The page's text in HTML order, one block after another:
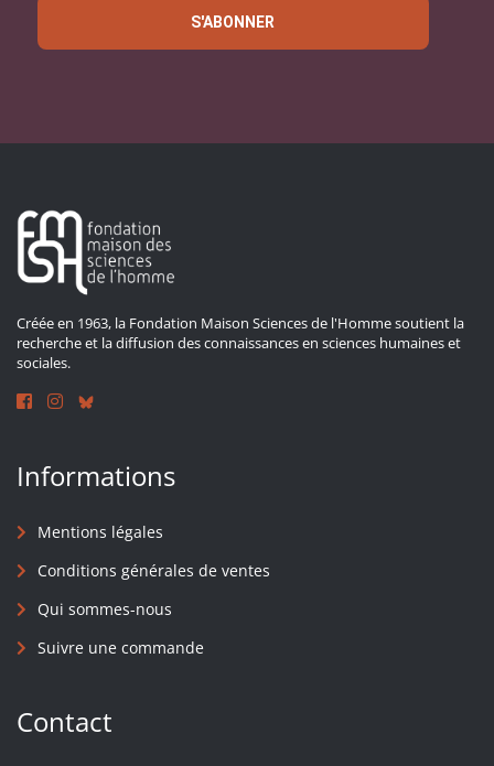
S'ABONNER
Créée en 1963, la Fondation Maison Sciences de l'Homme soutient la
recherche et la diffusion des connaissances en sciences humaines et
sociales.
Informations
Mentions légales
Conditions générales de ventes
Qui sommes-nous
Suivre une commande
Contact